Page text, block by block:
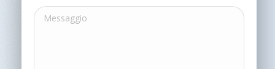
Messaggio